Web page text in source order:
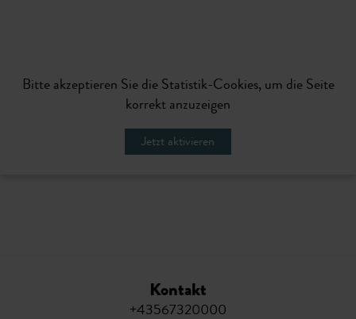
Bitte akzeptieren Sie die Statistik-Cookies, um die Seite
korrekt anzuzeigen
Jetzt aktivieren
Kontakt
+43567320000